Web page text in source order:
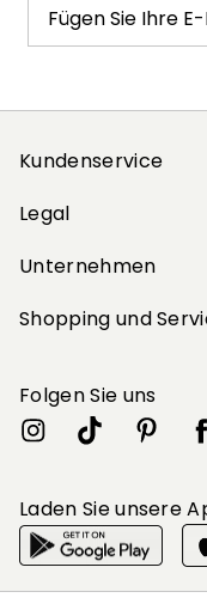
Fügen Sie Ihre
Kundenservice
Legal
Unternehmen
Shopping und
Folgen Sie uns
Laden Sie unsere